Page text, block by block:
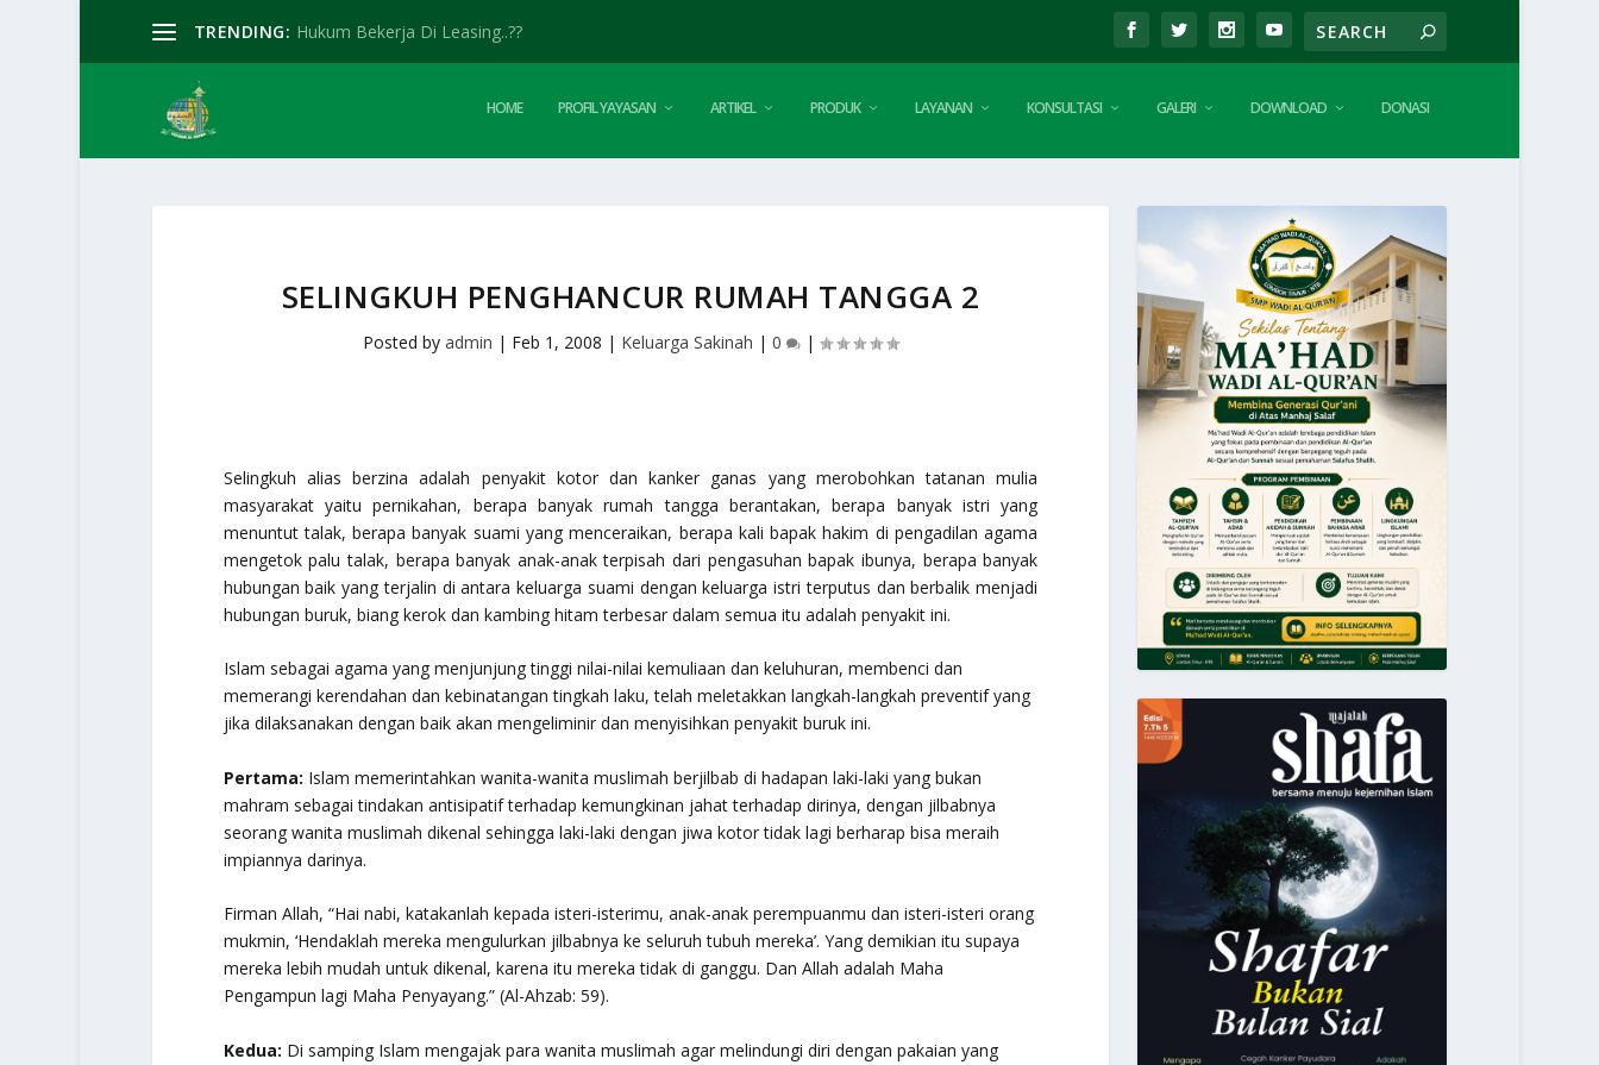
TRENDING: Hukum Bekerja Di Leasing..??
HOME PROFIL YAYASAN ARTIKEL PRODUK LAYANAN KONSULTASI GALERI DOWNLOAD DONASI
SELINGKUH PENGHANCUR RUMAH TANGGA 2
Posted by admin | Feb 1, 2008 | Keluarga Sakinah | 0 |
Selingkuh alias berzina adalah penyakit kotor dan kanker ganas yang merobohkan tatanan mulia
masyarakat yaitu pernikahan, berapa banyak rumah tangga berantakan, berapa banyak istri yang
menuntut talak, berapa banyak suami yang menceraikan, berapa kali bapak hakim di pengadilan agama
mengetok palu talak, berapa banyak anak-anak terpisah dari pengasuhan bapak ibunya, berapa banyak
hubungan baik yang terjalin di antara keluarga suami dengan keluarga istri terputus dan berbalik menjadi
hubungan buruk, biang kerok dan kambing hitam terbesar dalam semua itu adalah penyakit ini.
Islam sebagai agama yang menjunjung tinggi nilai-nilai kemuliaan dan keluhuran, membenci dan
memerangi kerendahan dan kebinatangan tingkah laku, telah meletakkan langkah-langkah preventif yang
jika dilaksanakan dengan baik akan mengeliminir dan menyisihkan penyakit buruk ini.
Pertama: Islam memerintahkan wanita-wanita muslimah berjilbab di hadapan laki-laki yang bukan
mahram sebagai tindakan antisipatif terhadap kemungkinan jahat terhadap dirinya, dengan jilbabnya
seorang wanita muslimah dikenal sehingga laki-laki dengan jiwa kotor tidak lagi berharap bisa meraih
impiannya darinya.
Firman Allah, “Hai nabi, katakanlah kepada isteri-isterimu, anak-anak perempuanmu dan isteri-isteri orang
mukmin, ‘Hendaklah mereka mengulurkan jilbabnya ke seluruh tubuh mereka’. Yang demikian itu supaya
mereka lebih mudah untuk dikenal, karena itu mereka tidak di ganggu. Dan Allah adalah Maha
Pengampun lagi Maha Penyayang.” (Al-Ahzab: 59).
Kedua: Di samping Islam mengajak para wanita muslimah agar melindungi diri dengan pakaian yang